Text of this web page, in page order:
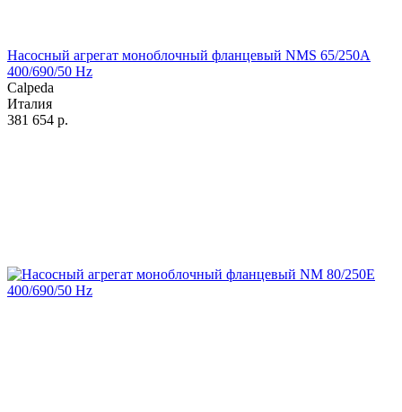
Насосный агрегат моноблочный фланцевый NMS 65/250A
400/690/50 Hz
Calpeda
Италия
381 654 р.